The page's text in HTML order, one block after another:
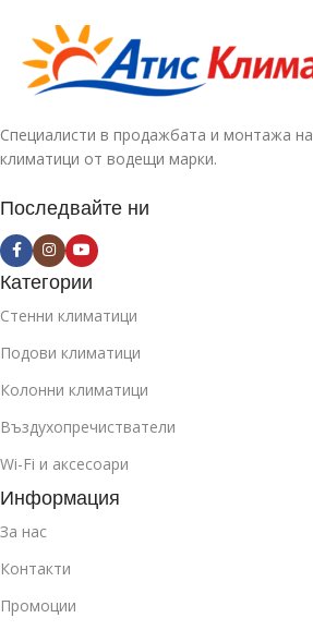
Специалисти в продажбата и монтажа на
климатици от водещи марки.
Последвайте ни
Категории
Стенни климатици
Подови климатици
Колонни климатици
Въздухопречистватели
Wi-Fi и аксесоари
Информация
За нас
Контакти
Промоции